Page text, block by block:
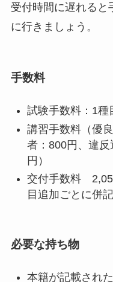
受付時間に遅れると
に行きましょう。
手数料
試験手数料：1種
講習手数料（優
者：800円、違
円）
交付手数料
目追加ごとに併
必要な持ち物
本籍が記載され